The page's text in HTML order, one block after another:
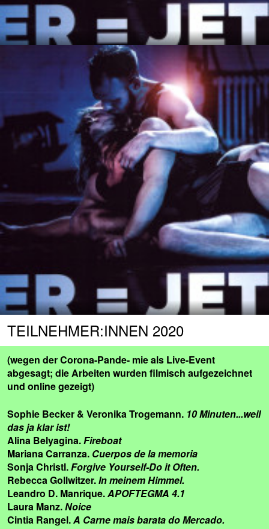
TEILNEHMER:INNEN 2020
(wegen der Corona-Pande- mie als Live-Event
abgesagt; die Arbeiten wurden filmisch aufgezeichnet
und online gezeigt)
Sophie Becker & Veronika Trogemann. 10 Minuten...weil
das ja klar ist!
Alina Belyagina.Fireboat
Mariana Carranza. Cuerpos de la memoria
Sonja Christl.Forgive Yourself-Do it Often.
Rebecca Gollwitzer.In meinem Himmel.
Leandro D. Manrique.APOFTEGMA 4.1
Laura Manz.Noice
Cintia Rangel.A Carne mais barata do Mercado.